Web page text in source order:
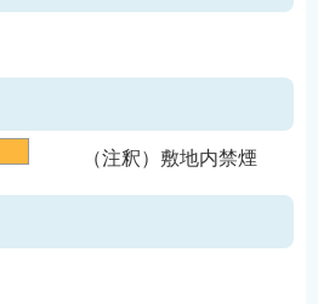
等 （注釈）敷地内禁煙